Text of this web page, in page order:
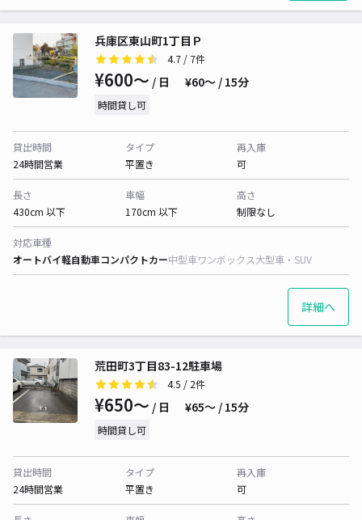
兵庫区東山町1丁目Ｐ
4.7 / 7件
¥600〜 / 日 ¥60〜 / 15分
時間貸し可
貸出時間
24時間営業
タイプ
平置き
再入庫
可
長さ
430cm 以下
車幅
170cm 以下
高さ
制限なし
対応車種
オートバイ軽自動車コンパクトカー中型車ワンボックス大型車・SUV
詳細へ
荒田町3丁目83-12駐車場
4.5 / 2件
¥650〜 / 日 ¥65〜 / 15分
時間貸し可
貸出時間
24時間営業
タイプ
平置き
再入庫
可